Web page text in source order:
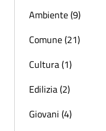
Ambiente (9)
Comune (21)
Cultura (1)
Edilizia (2)
Giovani (4)